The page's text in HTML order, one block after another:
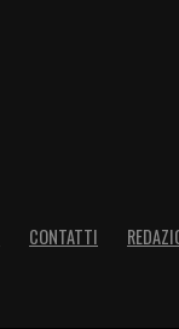
CONTATTI